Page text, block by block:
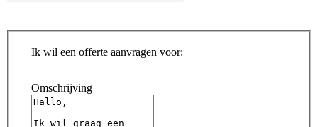
Ik wil een offerte aanvragen voor:
Omschrijving